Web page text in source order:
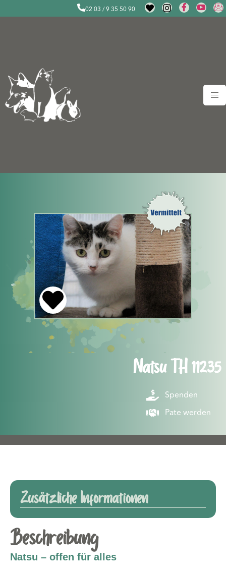
02 03 / 9 35 50 90
Natsu TH 11235
Spenden
Pate werden
Zusätzliche Informationen
Beschreibung
Natsu – offen für alles